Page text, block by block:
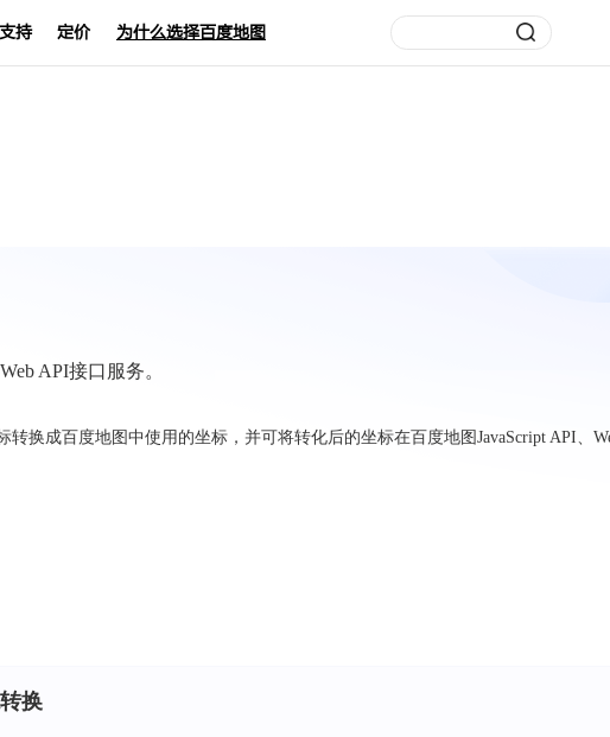
持 定价 为什么选择百度地图
API接口服务。
转换成百度地图中使用的坐标，并可将转化后的坐标在百度地图JavaScript API、
换